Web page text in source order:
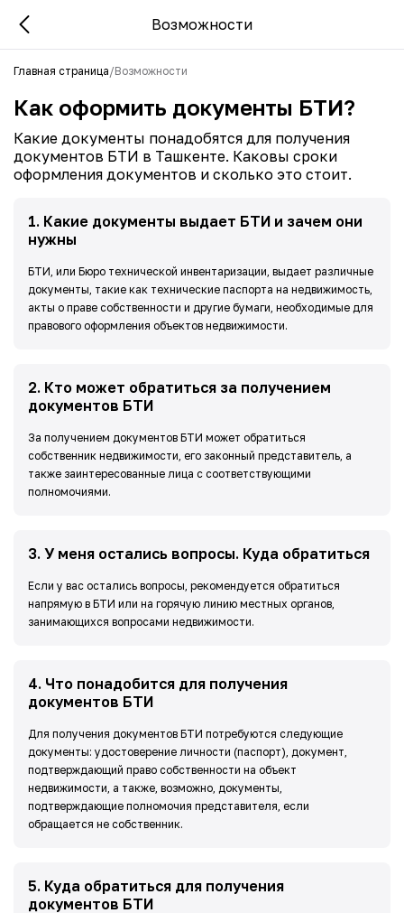
Возможности
Главная страница/Возможности
Как оформить документы БТИ?
Какие документы понадобятся для получения
документов БТИ в Ташкенте. Каковы сроки
оформления документов и сколько это стоит.
1. Какие документы выдает БТИ и зачем они
нужны
БТИ, или Бюро технической инвентаризации, выдает различные
документы, такие как технические паспорта на недвижимость,
акты о праве собственности и другие бумаги, необходимые для
правового оформления объектов недвижимости.
2. Кто может обратиться за получением
документов БТИ
За получением документов БТИ может обратиться
собственник недвижимости, его законный представитель, а
также заинтересованные лица с соответствующими
полномочиями.
3. У меня остались вопросы. Куда обратиться
Если у вас остались вопросы, рекомендуется обратиться
напрямую в БТИ или на горячую линию местных органов,
занимающихся вопросами недвижимости.
4. Что понадобится для получения
документов БТИ
Для получения документов БТИ потребуются следующие
документы: удостоверение личности (паспорт), документ,
подтверждающий право собственности на объект
недвижимости, а также, возможно, документы,
подтверждающие полномочия представителя, если
обращается не собственник.
5. Куда обратиться для получения
документов БТИ